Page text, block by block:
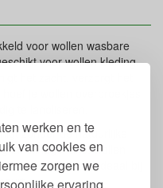
werken en te
van cookies en
zorgen we
ervaring.
voor wollen wasbare
voor wollen kleding.
je wollen overbroekjes
te lanoliseren.
zonder de natuurlijke
lanolinegehalte: wollen
en ademend. Is ideaal bij